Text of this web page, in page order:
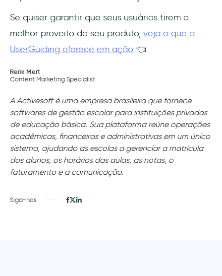
Se quiser garantir que seus usuários tirem o
melhor proveito do seu produto, veja o que a
UserGuiding oferece em ação 👈
Renk Mert
Content Marketing Specialist
A Activesoft é uma empresa brasileira que fornece
softwares de gestão escolar para instituições privadas
de educação básica. Sua plataforma reúne operações
acadêmicas, financeiras e administrativas em um único
sistema, ajudando as escolas a gerenciar a matrícula
dos alunos, os horários das aulas, as notas, o
faturamento e a comunicação.
Siga-nos